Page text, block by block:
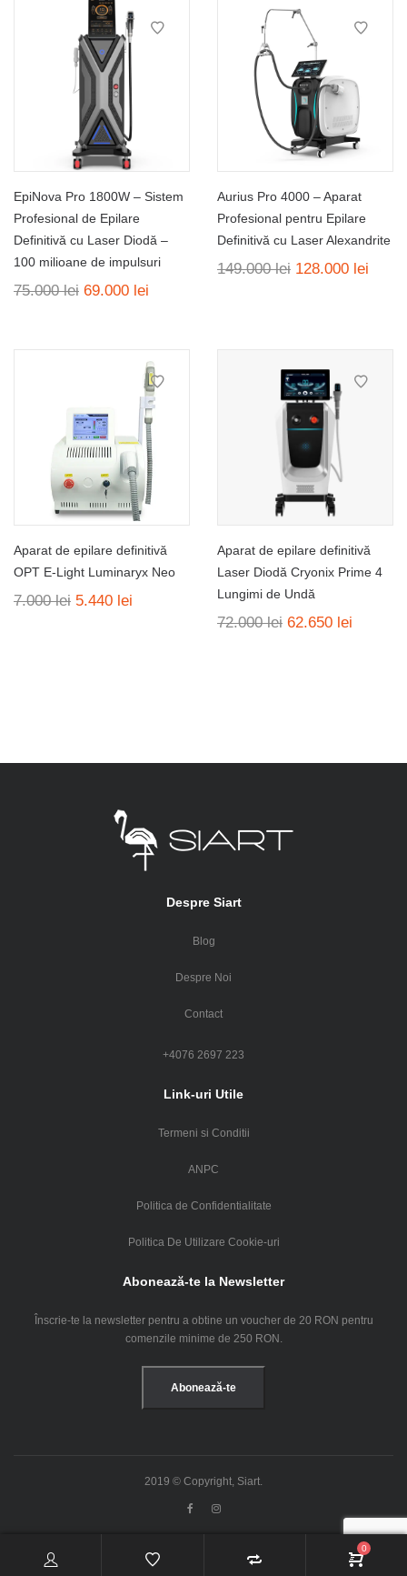
EpiNova Pro 1800W – Sistem
Profesional de Epilare
Definitivă cu Laser Diodă –
100 milioane de impulsuri
75.000lei Prețul
75.000 lei.
69.000 lei
Aurius Pro 4000 – Aparat
Profesional pentru Epilare
Definitivă cu Laser Alexandrite
149.000lei Prețul
128.000 lei
Aparat de epilare definitivă
OPT E-Light Luminaryx Neo
7.000lei Prețul
5.440 lei
Aparat de epilare definitivă
Laser Diodă Cryonix Prime 4
Lungimi de Undă
72.000lei Prețul
62.650 lei
Despre Siart
Blog
Despre Noi
Contact
+4076 2697 223
Link-uri Utile
Termeni si Conditii
ANPC
Politica de Confidentialitate
Politica De Utilizare Cookie-uri
Abonează-te la Newsletter
Înscrie-te la newsletter pentru a obtine un voucher de 20 RON pentru
comenzile minime de 250 RON.
Abonează-te
2019 © Copyright, Siart.
0